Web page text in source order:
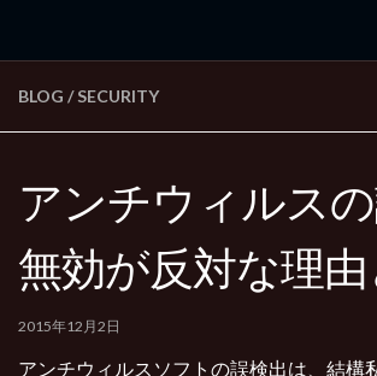
タ日記 3rd Edition
BLOG /SECURITY
アンチウィルス
無効が反対な理
2015年12月2日
アンチウィルスソフトの誤検出は、結